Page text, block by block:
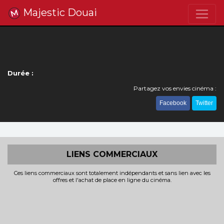
Majestic Douai
Durée :
Partagez vos envies cinéma :
Facebook Twitter
LIENS COMMERCIAUX
Ces liens commerciaux sont totalement indépendants et sans lien avec les
offres et l'achat de place en ligne du cinéma.